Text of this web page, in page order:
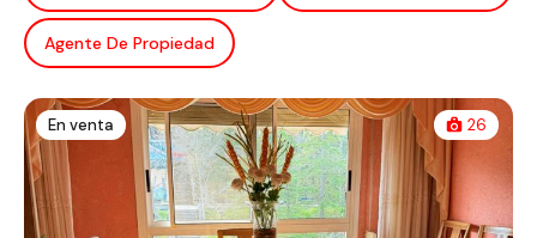
Agente De Propiedad
En venta 26